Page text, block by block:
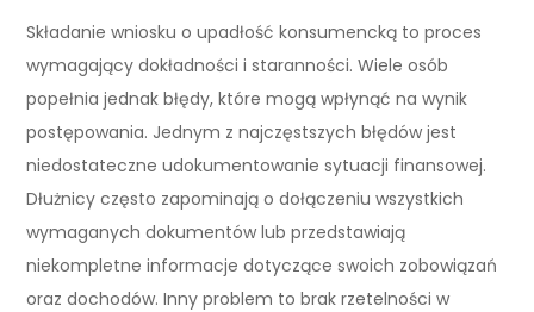
Składanie wniosku o upadłość konsumencką to proces
wymagający dokładności i staranności. Wiele osób
popełnia jednak błędy, które mogą wpłynąć na wynik
postępowania. Jednym z najczęstszych błędów jest
niedostateczne udokumentowanie sytuacji finansowej.
Dłużnicy często zapominają o dołączeniu wszystkich
wymaganych dokumentów lub przedstawiają
niekompletne informacje dotyczące swoich zobowiązań
oraz dochodów. Inny problem to brak rzetelności w